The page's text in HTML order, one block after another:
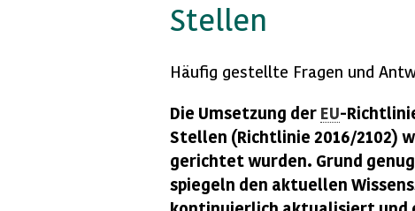
Stellen
Häufig gestellte Fragen und
Die Umsetzung der EU-
Stellen (Richtlinie 2016/2102)
gerichtet wurden. Grund
spiegeln den aktuellen